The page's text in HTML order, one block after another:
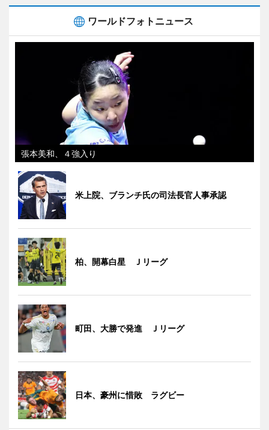
ワールドフォトニュース
張本美和、４強入り
米上院、ブランチ氏の司法長官人事承認
柏、開幕白星 Ｊリーグ
町田、大勝で発進 Ｊリーグ
日本、豪州に惜敗 ラグビー